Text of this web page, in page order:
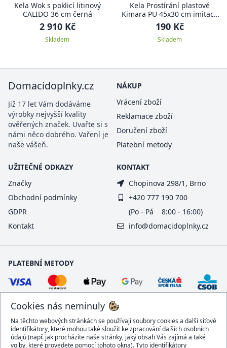
Kela Wok s poklicí litinový
CALIDO 36 cm černá
2 910 Kč
Skladem
Kela Prostírání plastové
Kimara PU 45x30 cm imitace
kůže světle modrá
190 Kč
Skladem
Cookies nás neminuly
Na těchto webových stránkách se používají soubory cookies a další síťové
identifikátory, které mohou také sloužit ke zpracování dalších osobních
údajů (např. jak procházíte naše stránky, jaký obsah Vás zajímá a také
volby, které provedete pomocí tohoto okna). Tyto identifikátory
Domacidoplnky.cz
Již 17 let Vám dodáváme
výrobky nejvyšší kvality
ověřených značek. Uvařte si s
námi něco dobrého. Vaření je
naše vášeň.
NÁKUP
Vrácení zboží
Reklamace zboží
Doručení zboží
Platební metody
UŽITEČNÉ ODKAZY
Značky
Obchodní podmínky
GDPR
Kontakt
KONTAKT
Chopinova 298/1, Brno
+420 777 190 700
(Po - Pá 8:00 - 16:00)
info@domacidoplnky.cz
PLATEBNÍ METODY